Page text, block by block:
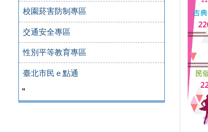
校園菸害防制專區
交通安全專區
性別平等教育專區
臺北市民ｅ點通
＂